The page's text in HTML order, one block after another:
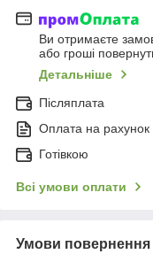
Ви отримаєте
або гроші
Детальніше
Післяплата
Оплата на рахунок
Готівкою
Всі умови оплати
Умови повернення